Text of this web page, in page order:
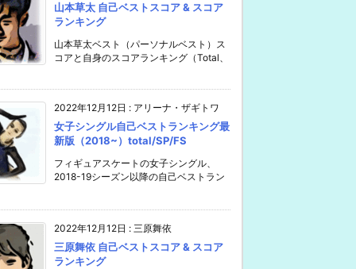
山本草太 自己ベストスコア & スコア
ランキング
山本草太ベスト（パーソナルベスト）ス
コアと自身のスコアランキング（Total、
2022年12月12日 : アリーナ・ザギトワ
女子シングル自己ベストランキング最
新版（2018~）total/SP/FS
フィギュアスケートの女子シングル、
2018-19シーズン以降の自己ベストラン
2022年12月12日 : 三原舞依
三原舞依 自己ベストスコア & スコア
ランキング